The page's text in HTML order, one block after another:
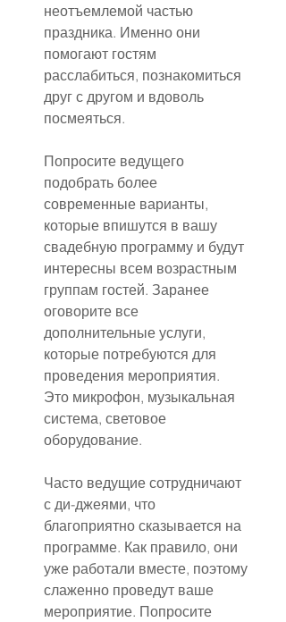
неотъемлемой частью
праздника. Именно они
помогают гостям
расслабиться, познакомиться
друг с другом и вдоволь
посмеяться.
Попросите ведущего
подобрать более
современные варианты,
которые впишутся в вашу
свадебную программу и будут
интересны всем возрастным
группам гостей. Заранее
оговорите все
дополнительные услуги,
которые потребуются для
проведения мероприятия.
Это микрофон, музыкальная
система, световое
оборудование.
Часто ведущие сотрудничают
с ди-джеями, что
благоприятно сказывается на
программе. Как правило, они
уже работали вместе, поэтому
слаженно проведут ваше
мероприятие. Попросите